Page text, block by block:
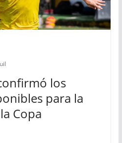
los
para la
Copa